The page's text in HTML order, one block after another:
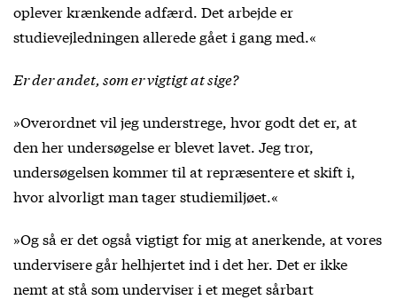
oplever krænkende adfærd. Det arbejde er
studievejledningen allerede gået i gang med.«
Er der andet, som er vigtigt at sige?
»Overordnet vil jeg understrege, hvor godt det er, at
den her undersøgelse er blevet lavet. Jeg tror,
undersøgelsen kommer til at repræsentere et skift i,
hvor alvorligt man tager studiemiljøet.«
»Og så er det også vigtigt for mig at anerkende, at vores
undervisere går helhjertet ind i det her. Det er ikke
nemt at stå som underviser i et meget sårbart